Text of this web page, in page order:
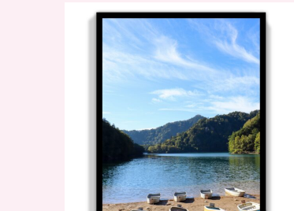
2022年9月18日
しながわ水族館は
「映える」のか？